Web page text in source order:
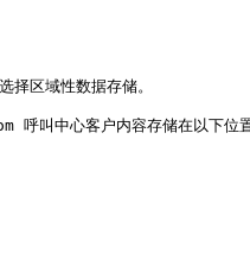
择区域性数据存储。
呼叫中心客户内容存储在以下位